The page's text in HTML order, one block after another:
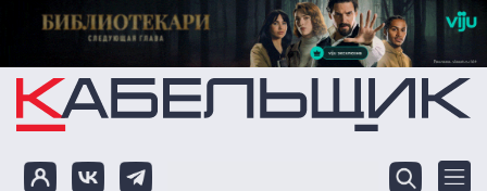
Перейти к основному содержанию